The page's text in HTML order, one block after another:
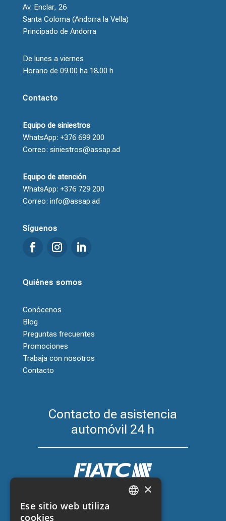
Av. Enclar, 26
Santa Coloma (Andorra la Vella)
Principado de Andorra
De lunes a viernes
Horario de 09.00 ha 18.00 h
Contacto
Equipo de siniestros
WhatsApp: +376 699 200
Correo: siniestros@assap.ad
Equipo de atención
WhatsApp: +376 729 200
Correo: info@assap.ad
Síguenos
Quiénes somos
Conócenos
Blog
Preguntas frecuentes
Promociones
Trabaja con nosotros
Contacto
Contacto de asistencia
automóvil 24 h
+34 918 66 98 06
×
Ese sitio web utiliza
cookies